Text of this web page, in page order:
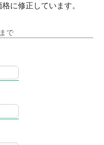
に修正しています。
まで